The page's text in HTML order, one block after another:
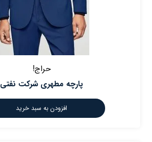
حراج!
پارچه مطهری شرکت نفتی
افزودن به سبد خرید